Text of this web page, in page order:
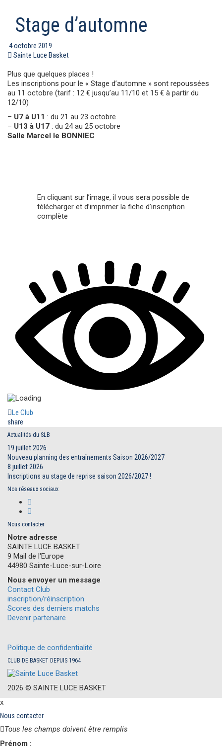
Stage d’automne
4 octobre 2019
Sainte Luce Basket
Plus que quelques places !
Les inscriptions pour le « Stage d’automne » sont repoussées
au 11 octobre (tarif : 12 € jusqu’au 11/10 et 15 € à partir du
12/10)
– U7 à U11 : du 21 au 23 octobre
– U13 à U17 : du 24 au 25 octobre
Salle Marcel le BONNIEC
En cliquant sur l’image, il vous sera possible de
télécharger et d’imprimer la fiche d’inscription
complète
Le Club
share
Actualités du SLB
19 juillet 2026
Nouveau planning des entraînements Saison 2026/2027
8 juillet 2026
Inscriptions au stage de reprise saison 2026/2027 !
Nos réseaux sociaux
Nous contacter
Notre adresse
SAINTE LUCE BASKET
9 Mail de l'Europe
44980 Sainte-Luce-sur-Loire
Nous envoyer un message
Contact Club
inscription/réinscription
Scores des derniers matchs
Devenir partenaire
Politique de confidentialité
CLUB DE BASKET DEPUIS 1964
2026 © SAINTE LUCE BASKET
x
Nous contacter
Tous les champs doivent être remplis
Prénom :